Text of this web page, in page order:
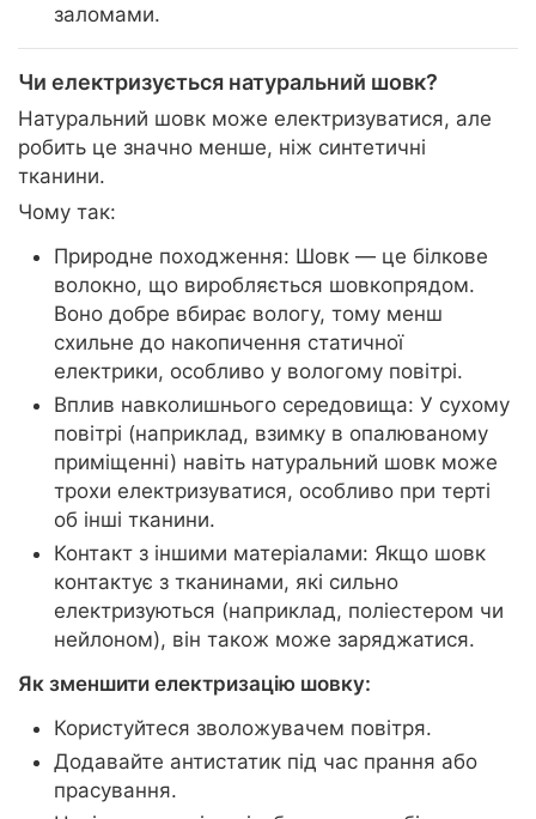
заломами.
Чи електризується натуральний шовк?
Натуральний шовк може електризуватися, але
робить це значно менше, ніж синтетичні
тканини.
Чому так:
Природне походження: Шовк — це білкове
волокно, що виробляється шовкопрядом.
Воно добре вбирає вологу, тому менш
схильне до накопичення статичної
електрики, особливо у вологому повітрі.
Вплив навколишнього середовища: У сухому
повітрі (наприклад, взимку в опалюваному
приміщенні) навіть натуральний шовк може
трохи електризуватися, особливо при терті
об інші тканини.
Контакт з іншими матеріалами: Якщо шовк
контактує з тканинами, які сильно
електризуються (наприклад, поліестером чи
нейлоном), він також може заряджатися.
Як зменшити електризацію шовку:
Користуйтеся зволожувачем повітря.
Додавайте антистатик під час прання або
прасування.